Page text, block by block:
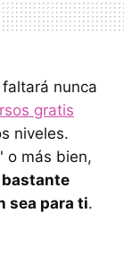
nunca
gratis
niveles.
o más bien,
bastante
sea para ti.